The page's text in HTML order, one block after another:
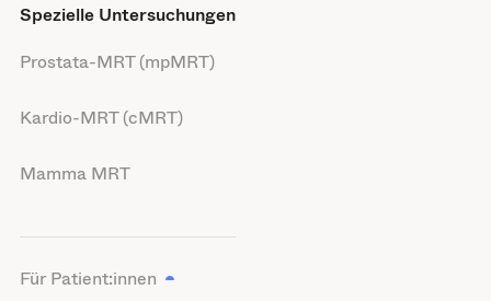
Spezielle Untersuchungen
Prostata-MRT (mpMRT)
Kardio-MRT (cMRT)
Mamma MRT
Für Patient:innen